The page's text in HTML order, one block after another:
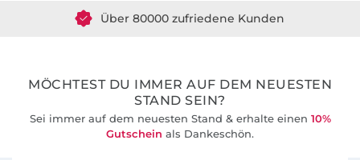
Über 80000 zufriedene Kunden
MÖCHTEST DU IMMER AUF DEM NEUESTEN
STAND SEIN?
Sei immer auf dem neuesten Stand & erhalte einen 10%
Gutschein als Dankeschön.